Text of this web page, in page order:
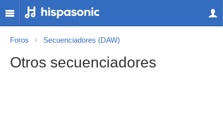
Foros Secuenciadores (DAW)
Otros secuenciadores